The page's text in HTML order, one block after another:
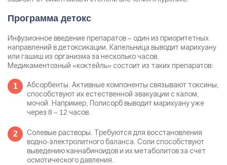
Программа детокс
Инфузионное введение препаратов – один из приоритетных
направлений в детоксикации. Капельница выводит марихуану
или гашиш из организма за несколько часов.
Медикаментозный «коктейль» состоит из таких препаратов:
Абсорбенты. Активные компоненты связывают токсины,
способствуют их естественной эвакуации с калом,
мочой. Например, Полисорб выводит марихуану уже
через 8 – 12 часов.
Солевые растворы. Требуются для восстановления
водно-электролитного баланса. Соли способствуют
выведению каннабиноидов и их метаболитов за счет
осмотического давления.